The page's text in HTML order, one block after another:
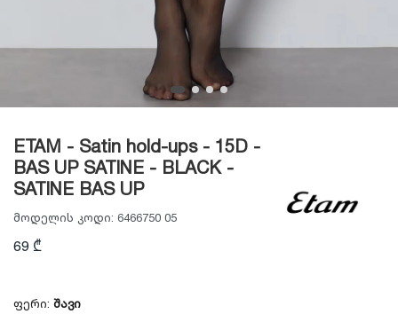
ETAM - Satin hold-ups - 15D -
BAS UP SATINE - BLACK -
SATINE BAS UP
მოდელის კოდი: 6466750 05
69 ₾
ფერი: შავი